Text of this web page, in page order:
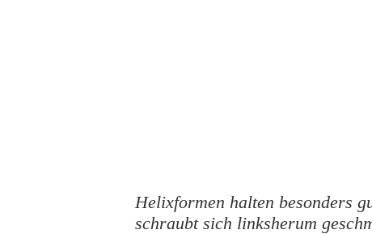
Helixformen halten besonders
schraubt sich linksherum